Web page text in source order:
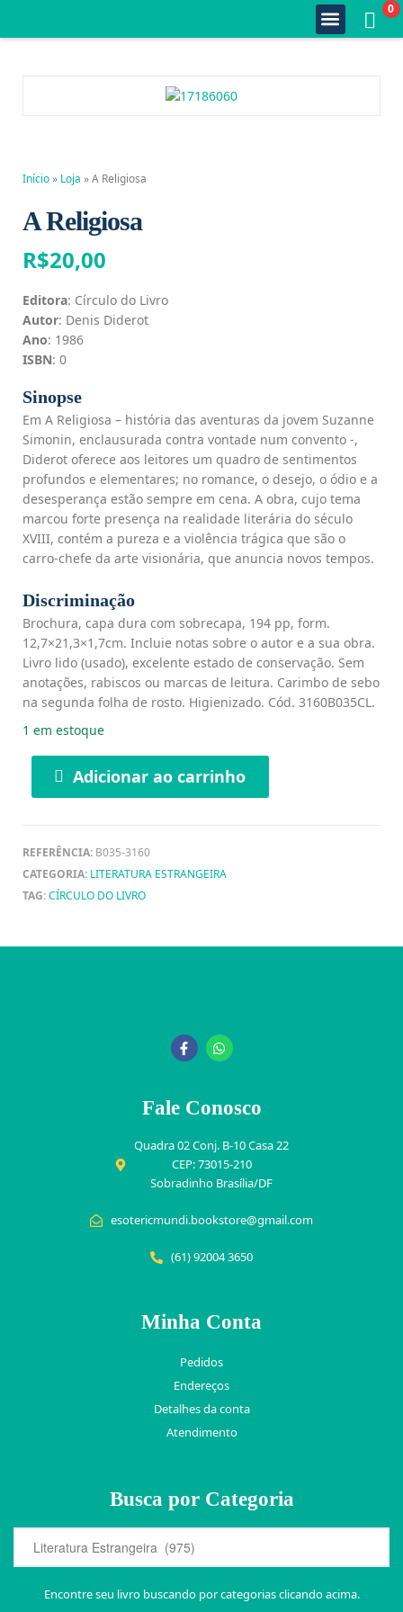
0
Início» Loja »A Religiosa
A Religiosa
R$20,00
Editora: Círculo do Livro
Autor: Denis Diderot
Ano: 1986
ISBN: 0
Sinopse
Em A Religiosa – história das aventuras da jovem Suzanne
Simonin, enclausurada contra vontade num convento -,
Diderot oferece aos leitores um quadro de sentimentos
profundos e elementares; no romance, o desejo, o ódio e a
desesperança estão sempre em cena. A obra, cujo tema
marcou forte presença na realidade literária do século
XVIII, contém a pureza e a violência trágica que são o
carro-chefe da arte visionária, que anuncia novos tempos.
Discriminação
Brochura, capa dura com sobrecapa, 194 pp, form.
12,7×21,3×1,7cm. Incluie notas sobre o autor e a sua obra.
Livro lido (usado), excelente estado de conservação. Sem
anotações, rabiscos ou marcas de leitura. Carimbo de sebo
na segunda folha de rosto. Higienizado. Cód. 3160B035CL.
1 em estoque
Adicionar ao carrinho
REFERÊNCIA: B035-3160
CATEGORIA: LITERATURA ESTRANGEIRA
TAG:CÍRCULO DO LIVRO
Fale Conosco
Quadra 02 Conj. B-10 Casa 22
CEP: 73015-210
Sobradinho Brasília/DF
esotericmundi.bookstore@gmail.com
(61) 92004 3650
Minha Conta
Pedidos
Endereços
Detalhes da conta
Atendimento
Busca por Categoria
Encontre seu livro buscando por categorias clicando acima.